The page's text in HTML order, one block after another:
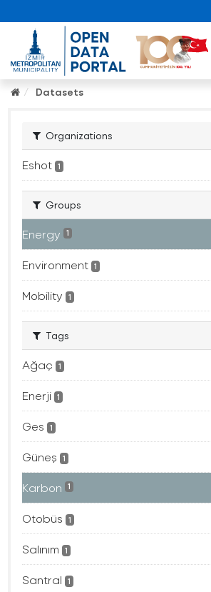
Datasets
Organizations
Eshot 1
Groups
Energy 1
Environment 1
Mobility 1
Tags
Ağaç 1
Enerji 1
Ges 1
Güneş 1
Karbon 1
Otobüs 1
Salınım 1
Santral 1